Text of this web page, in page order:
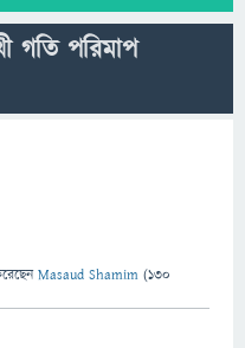
পরিমাপ
Masaud Shamim (130